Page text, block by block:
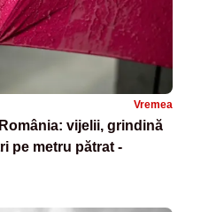
Vremea
vijelii, grindină
pe metru pătrat -